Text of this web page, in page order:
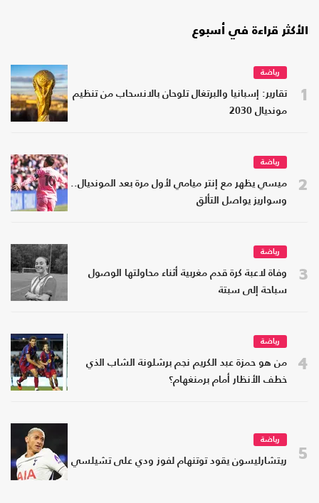
الأكثر قراءة في أسبوع
1
رياضة
تقارير: إسبانيا والبرتغال تلوحان بالانسحاب من تنظيم
مونديال 2030
2
رياضة
ميسي يظهر مع إنتر ميامي لأول مرة بعد المونديال..
وسواريز يواصل التألق
3
رياضة
وفاة لاعبة كرة قدم مغربية أثناء محاولتها الوصول
سباحة إلى سبتة
4
رياضة
من هو حمزة عبد الكريم نجم برشلونة الشاب الذي
خطف الأنظار أمام برمنغهام؟
5
رياضة
ريتشارليسون يقود توتنهام لفوز ودي على تشيلسي